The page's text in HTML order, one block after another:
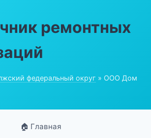
ремонтных
федеральный округ » ООО Дом
🏠 Главная